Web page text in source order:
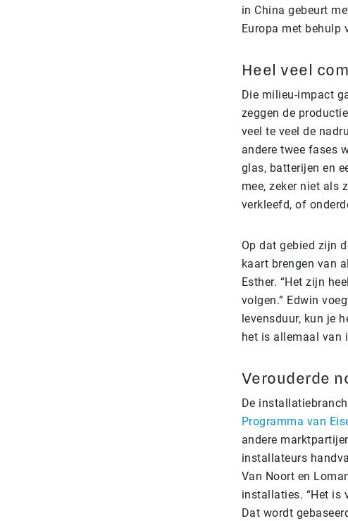
in China gebeurt
Europa met behulp
Heel veel
Die milieu-impact
zeggen de
veel te veel de
andere twee fases
glas, batterijen en
mee, zeker niet als
verkleefd, of
Op dat gebied zijn
kaart brengen van
Esther. “Het zijn
volgen.” Edwin
levensduur, kun je
het is allemaal van
Verouderde
De
Programma van
andere
installateurs
Van Noort en
installaties. “Het is
Dat wordt